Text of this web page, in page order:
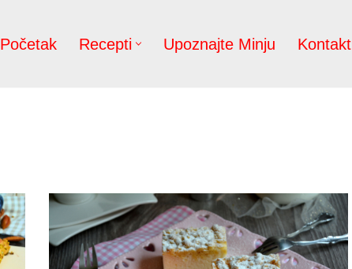
Početak Recepti Upoznajte Minju Kontakt